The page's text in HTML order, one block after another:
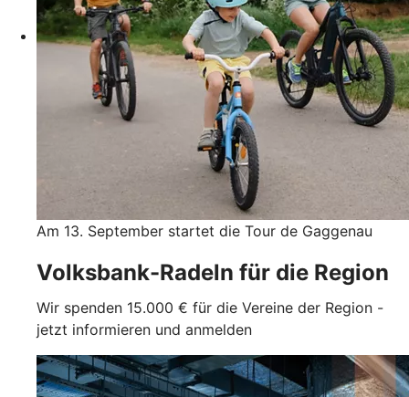
Am 13. September startet die Tour de Gaggenau
Volksbank-Radeln für die Region
Wir spenden 15.000 € für die Vereine der Region -
jetzt informieren und anmelden